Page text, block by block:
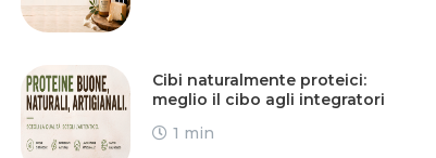
Cibi naturalmente proteici:
meglio il cibo agli integratori
1 min